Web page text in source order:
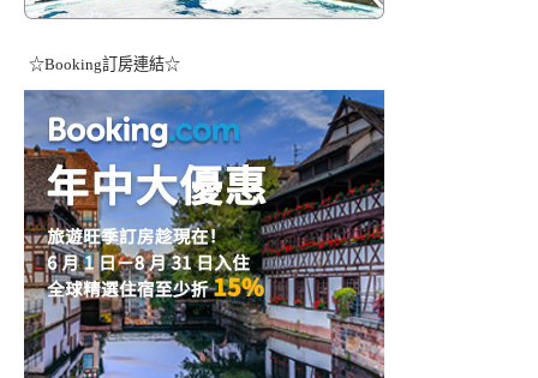
☆Booking訂房連結☆